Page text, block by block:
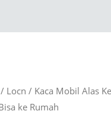
/ Locn / Kaca Mobil Alas
ke Rumah